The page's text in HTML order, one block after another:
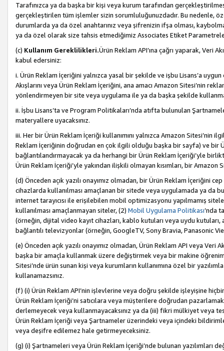
Tarafınızca ya da başka bir kişi veya kurum tarafından
gerçekleştirilen tüm işlemler sizin sorumluluğunuzdadır. Bu nedenle,
durumlarda ya da özel anahtarınız veya şifrenizin ifşa olması,
ya da özel olarak size tahsis etmediğimiz Associates Etiket
(c) Kullanım Gereklilikleri.Ürün Reklam API’ına çağrı yaparak, Veri
kabul edersiniz:
i. Ürün Reklam İçeriğini yalnızca yasal bir şekilde ve işbu Lisans’a uygun
Akışlarını veya Ürün Reklam İçeriğini, ana amacı Amazon Sitesi’nin
yönlendirmeyen bir site veya uygulama ile ya da başka şekilde
ii. İşbu Lisans’ta ve Program Politikaları’nda atıfta bulunulan
materyallere uyacaksınız.
iii. Her bir Ürün Reklam İçeriği kullanımını yalnızca Amazon
Reklam İçeriğinin doğrudan en çok ilgili olduğu başka bir sayfa) ve bir
bağlantılandırmayacak ya da herhangi bir Ürün Reklam İçeriği’yle
Ürün Reklam İçeriği’yle yakından ilişkili olmayan kısımları, bir Amazon
(d) Önceden açık yazılı onayımız olmadan, bir Ürün Reklam İçeriğini
cihazlarda kullanılması amaçlanan bir sitede veya uygulamada ya da
internet tarayıcısı ile erişilebilen mobil optimizasyonu yapılmamış
kullanılması amaçlanmayan siteler, (2) Mobil Uygulama Politikası’nda
(örneğin, dijital video kayıt cihazları, kablo kutuları veya uydu kutuları,
bağlantılı televizyonlar (örneğin, GoogleTV, Sony Bravia, Panasonic
(e) Önceden açık yazılı onayımız olmadan, Ürün Reklam API veya
başka bir amaçla kullanmak üzere değiştirmek veya bir makine
Sitesi’nde ürün sunan kişi veya kurumların kullanımına özel bir
kullanamazsınız.
(f) (i) Ürün Reklam API’nin işlevlerine veya doğru şekilde işleyişine
Ürün Reklam İçeriği’ni satıcılara veya müşterilere doğrudan
derlemeyecek veya kullanmayacaksınız ya da (iii) fikri mülkiyet veya
Ürün Reklam İçeriği veya Şartnameler üzerindeki veya içindeki
veya deşifre edilemez hale getirmeyeceksiniz.
(g) (i) Şartnameleri veya Ürün Reklam İçeriği’nde bulunan